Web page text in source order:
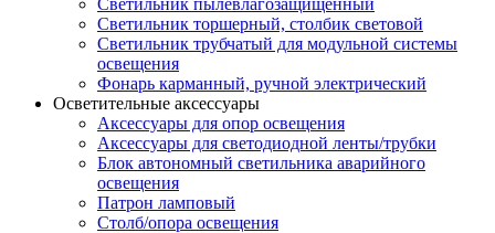
Светильник пылевлагозащищенный
Светильник торшерный, столбик световой
Светильник трубчатый для модульной системы
освещения
Фонарь карманный, ручной электрический
Осветительные аксессуары
Аксессуары для опор освещения
Аксессуары для светодиодной ленты/трубки
Блок автономный светильника аварийного
освещения
Патрон ламповый
Столб/опора освещения